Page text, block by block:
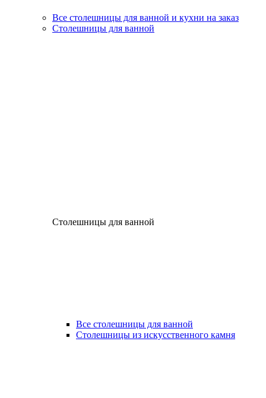
Все столешницы для ванной и кухни на заказ
Столешницы для ванной
Столешницы для ванной
Все столешницы для ванной
Столешницы из искусственного камня